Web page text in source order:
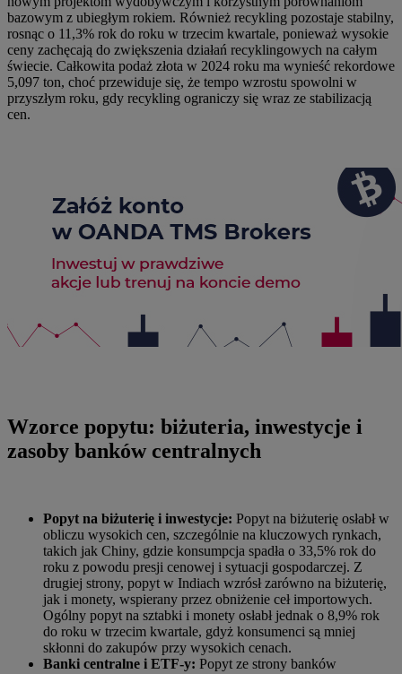
bazowym z ubiegłym rokiem. Również recykling pozostaje stabilny,
rosnąc o 11,3% rok do roku w trzecim kwartale, ponieważ wysokie
ceny zachęcają do zwiększenia działań recyklingowych na całym
świecie. Całkowita podaż złota w 2024 roku ma wynieść rekordowe
5,097 ton, choć przewiduje się, że tempo wzrostu spowolni w
przyszłym roku, gdy recykling ograniczy się wraz ze stabilizacją
cen.
Wzorce popytu: biżuteria, inwestycje i
zasoby banków centralnych
Popyt na biżuterię i inwestycje: Popyt na biżuterię osłabł w
obliczu wysokich cen, szczególnie na kluczowych rynkach,
takich jak Chiny, gdzie konsumpcja spadła o 33,5% rok do
roku z powodu presji cenowej i sytuacji gospodarczej. Z
drugiej strony, popyt w Indiach wzrósł zarówno na biżuterię,
jak i monety, wspierany przez obniżenie ceł importowych.
Ogólny popyt na sztabki i monety osłabł jednak o 8,9% rok
do roku w trzecim kwartale, gdyż konsumenci są mniej
skłonni do zakupów przy wysokich cenach.
Banki centralne i ETF-y: Popyt ze strony banków